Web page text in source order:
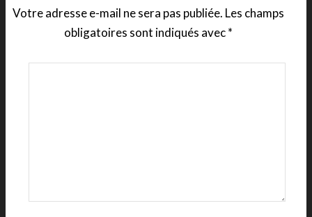
Votre adresse e-mail ne sera pas publiée. Les champs
obligatoires sont indiqués avec*